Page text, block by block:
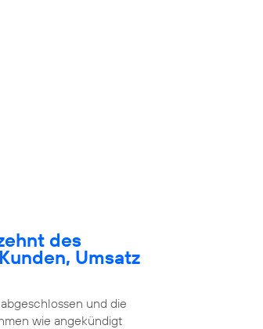
des
Umsatz
und die
wie angekündigt